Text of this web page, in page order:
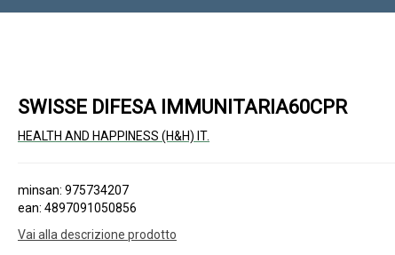
SWISSE DIFESA IMMUNITARIA60CPR
HEALTH AND HAPPINESS (H&H) IT.
minsan: 975734207
ean: 4897091050856
Vai alla descrizione prodotto